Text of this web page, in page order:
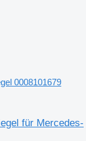
0008101679
für Mercedes-